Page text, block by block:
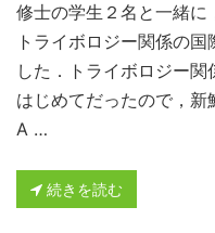
修士の学生２名と一緒に
トライボロジー関係の
した．トライボロジー
はじめてだったので，
A …
続きを読む